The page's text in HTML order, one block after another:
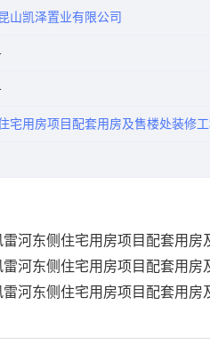
昆山凯泽置业有限公司
宅用房项目配套用房及售楼处装修
河东侧住宅用房项目配套用房
河东侧住宅用房项目配套用房
河东侧住宅用房项目配套用房